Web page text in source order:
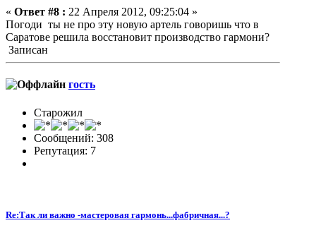
« Ответ #8 : 22 Апреля 2012, 09:25:04 »
Погоди ты не про эту новую артель говоришь что в
Саратове решила восстановит производство гармони?
Записан
гость
Старожил
Сообщений: 308
Репутация: 7
Re:Так ли важно -мастеровая гармонь...фабричная...?